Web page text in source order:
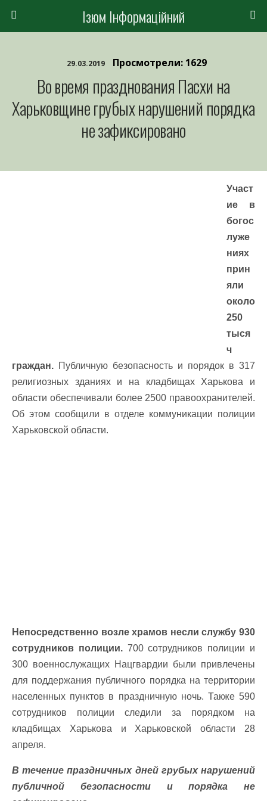
Ізюм Інформаційний
29.03.2019 Просмотрели: 1629
Во время празднования Пасхи на
Харьковщине грубых нарушений порядка
не зафиксировано
Участ
ие в
богос
луже
ниях
прин
яли
около
250
тыся
ч
граждан. Публичную безопасность и порядок в 317
религиозных зданиях и на кладбищах Харькова и
области обеспечивали более 2500 правоохранителей.
Об этом сообщили в отделе коммуникации полиции
Харьковской области.
Непосредственно возле храмов несли службу 930
сотрудников полиции.700 сотрудников полиции и
300 военнослужащих Нацгвардии были привлечены
для поддержания публичного порядка на территории
населенных пунктов в праздничную ночь. Также 590
сотрудников полиции следили за порядком на
кладбищах Харькова и Харьковской области 28
апреля.
В течение праздничных дней грубых нарушений
публичной безопасности и порядка не